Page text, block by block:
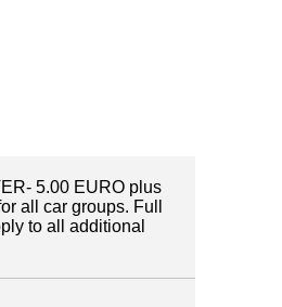
5.00 EURO plus
all car groups. Full
to all additional